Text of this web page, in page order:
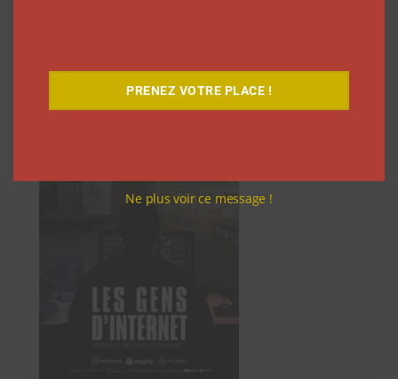
Découvrez notre documentaire
PRENEZ VOTRE PLACE !
Ne plus voir ce message !